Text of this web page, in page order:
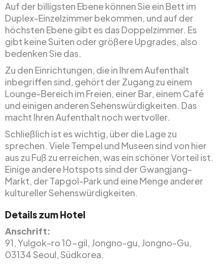
Auf der billigsten Ebene können Sie ein Bett im
Duplex-Einzelzimmer bekommen, und auf der
höchsten Ebene gibt es das Doppelzimmer. Es
gibt keine Suiten oder größere Upgrades, also
bedenken Sie das.
Zu den Einrichtungen, die in Ihrem Aufenthalt
inbegriffen sind, gehört der Zugang zu einem
Lounge-Bereich im Freien, einer Bar, einem Café
und einigen anderen Sehenswürdigkeiten. Das
macht Ihren Aufenthalt noch wertvoller.
Schließlich ist es wichtig, über die Lage zu
sprechen. Viele Tempel und Museen sind von hier
aus zu Fuß zu erreichen, was ein schöner Vorteil ist.
Einige andere Hotspots sind der Gwangjang-
Markt, der Tapgol-Park und eine Menge anderer
kultureller Sehenswürdigkeiten.
Details zum Hotel
Anschrift:
91, Yulgok-ro 10-gil, Jongno-gu, Jongno-Gu,
03134 Seoul, Südkorea.